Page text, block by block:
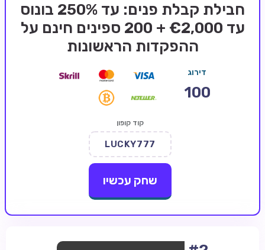
בלאקג'ק אונליין
בונוסים בקזינו אונליין
בלוג וחדשות
חבילת קבלת פנים: עד 250% בונוס
עד €2,000 + 200 ספינים חינם על
ההפקדות הראשונות
דירוג
100
קוד קופון
LUCKY777
שחק עכשיו